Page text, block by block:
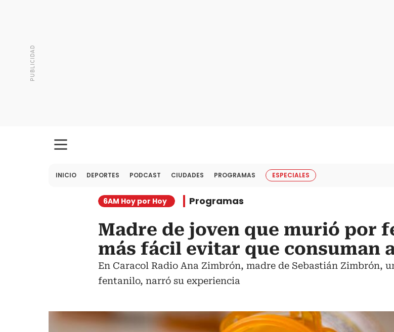
INICIO DEPORTES PODCAST CIUDADES PROGRAMAS ESPECIALES
6AM Hoy por Hoy Programas
Madre de joven que murió por
más fácil evitar que consuman
En Caracol Radio Ana Zimbrón, madre de Sebastián Zimbrón,
fentanilo, narró su experiencia